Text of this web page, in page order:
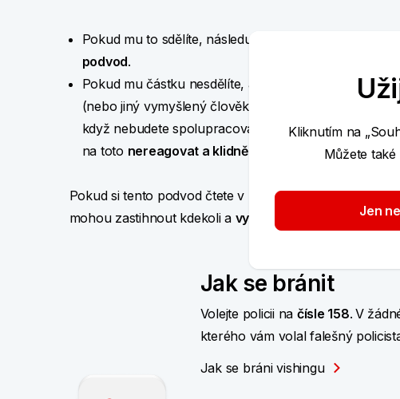
Pokud mu to sdělíte, následuje klasický scénář „jak si
podvod.
Pokud mu částku nesdělíte, ale odpovíte např. že
(nebo jiný vymyšlený člověk) chtěl údajně
když nebudete spolupracovat, z postavení
na toto nereagovat a klidně zavěsit
Pokud si tento podvod čtete v klidu, nejspíš narazíte
mohou zastihnout kdekoli a využít momentu
Jak se bránit
Volejte policii na čísle 158. V
kterého vám volal falešný
Jak se bráni vishingu
Kliknutím na
Můžete
Jen